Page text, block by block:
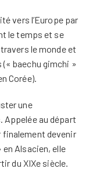
vers l’Europe par
le temps et se
le monde et
baechu gimchi »
Corée).
une
Appelée au départ
finalement devenir
en Alsacien, elle
du XIXe siècle.